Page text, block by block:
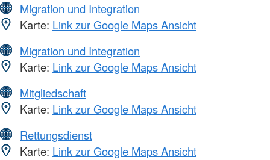
Migration und Integration
Karte: Link zur Google Maps Ansicht
Migration und Integration
Karte: Link zur Google Maps Ansicht
Mitgliedschaft
Karte: Link zur Google Maps Ansicht
Rettungsdienst
Karte: Link zur Google Maps Ansicht